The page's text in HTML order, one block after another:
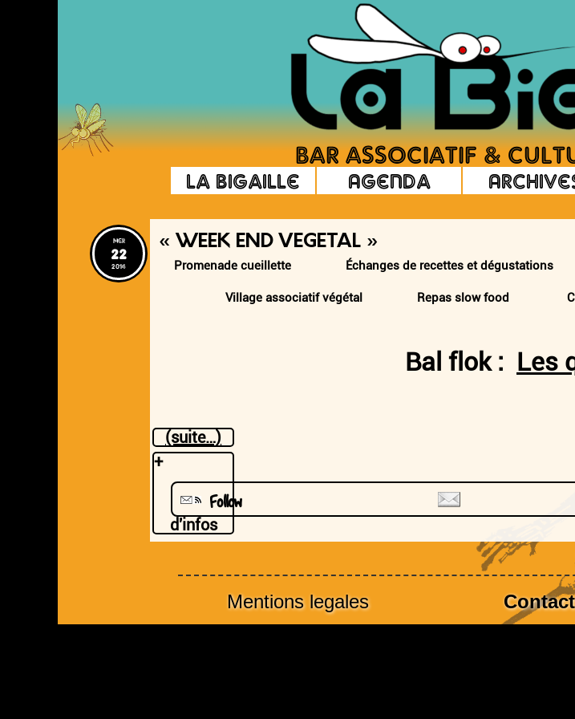
La Bigaille Agenda
mer
22
2014
« WEEK END VEGETAL »
Promenade cueillette Échanges de recettes et dégustations
Village associatif végétal Repas slow
Bal flok : Les
et des
(suite…)
Follow
+
d'infos
Mentions legales Contact